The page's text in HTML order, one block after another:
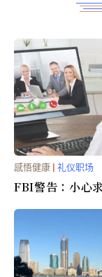
感悟健康 | 礼仪职场
FBI警告：小心